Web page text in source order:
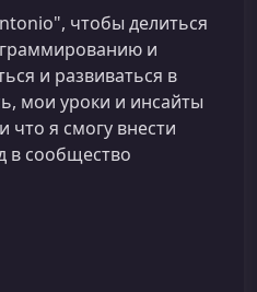
чтобы делиться
и
и развиваться в
мои уроки и инсайты
что я смогу внести
в сообщество